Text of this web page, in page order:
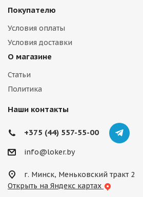
Покупателю
Условия оплаты
Условия доставки
О магазине
Статьи
Политика
Наши контакты
+375 (44) 557-55-00
info@loker.by
г. Минск, Меньковский тракт 2
Открыть на Яндекс картах